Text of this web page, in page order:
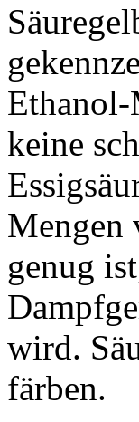
Ethanol-
keine
Mengen
genug
wird.
färben.